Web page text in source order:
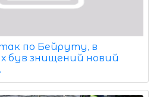
по Бейруту, в
був знищений новий